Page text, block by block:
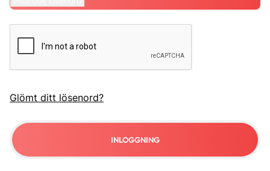
Glömt ditt lösenord?
INLOGGNING